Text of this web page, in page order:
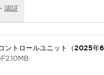
を防ぐ
確認
一覧を表示する
タブレットに置き換えるに
安全で効率的に
認証
トロールユニット（2025年6
2.10MB